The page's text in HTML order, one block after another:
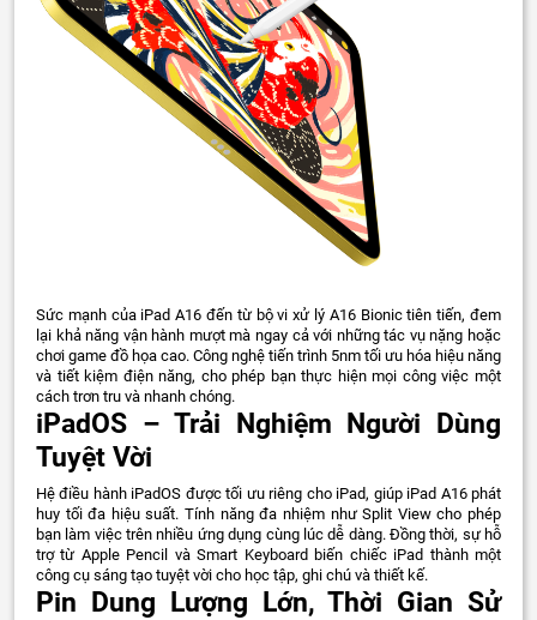
Sức mạnh của iPad A16 đến từ bộ vi xử lý A16 Bionic tiên tiến, đem
lại khả năng vận hành mượt mà ngay cả với những tác vụ nặng hoặc
chơi game đồ họa cao. Công nghệ tiến trình 5nm tối ưu hóa hiệu năng
và tiết kiệm điện năng, cho phép bạn thực hiện mọi công việc một
cách trơn tru và nhanh chóng.
iPadOS – Trải Nghiệm Người Dùng
Tuyệt Vời
Hệ điều hành iPadOS được tối ưu riêng cho iPad, giúp iPad A16 phát
huy tối đa hiệu suất. Tính năng đa nhiệm như Split View cho phép
bạn làm việc trên nhiều ứng dụng cùng lúc dễ dàng. Đồng thời, sự hỗ
trợ từ Apple Pencil và Smart Keyboard biến chiếc iPad thành một
công cụ sáng tạo tuyệt vời cho học tập, ghi chú và thiết kế.
Pin Dung Lượng Lớn, Thời Gian Sử